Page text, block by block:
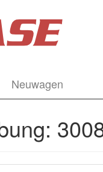
Neuwagen